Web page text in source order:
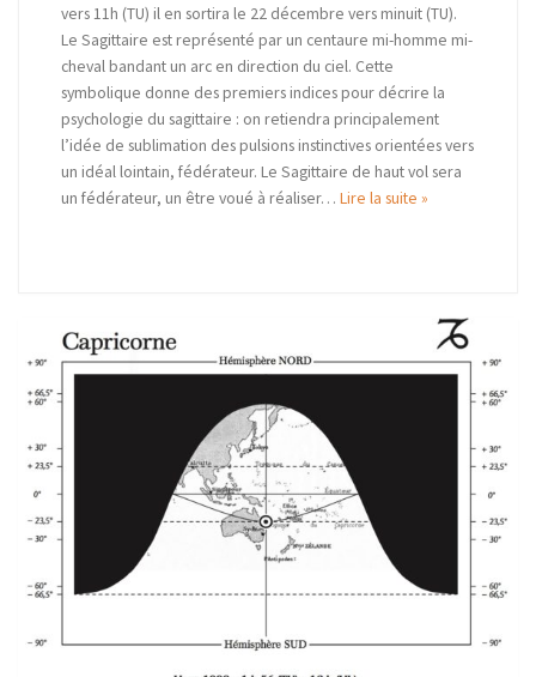
vers 11h (TU) il en sortira le 22 décembre vers minuit (TU).
Le Sagittaire est représenté par un centaure mi-homme mi-
cheval bandant un arc en direction du ciel. Cette
symbolique donne des premiers indices pour décrire la
psychologie du sagittaire : on retiendra principalement
l’idée de sublimation des pulsions instinctives orientées vers
un idéal lointain, fédérateur. Le Sagittaire de haut vol sera
un fédérateur, un être voué à réaliser… Lire la suite »